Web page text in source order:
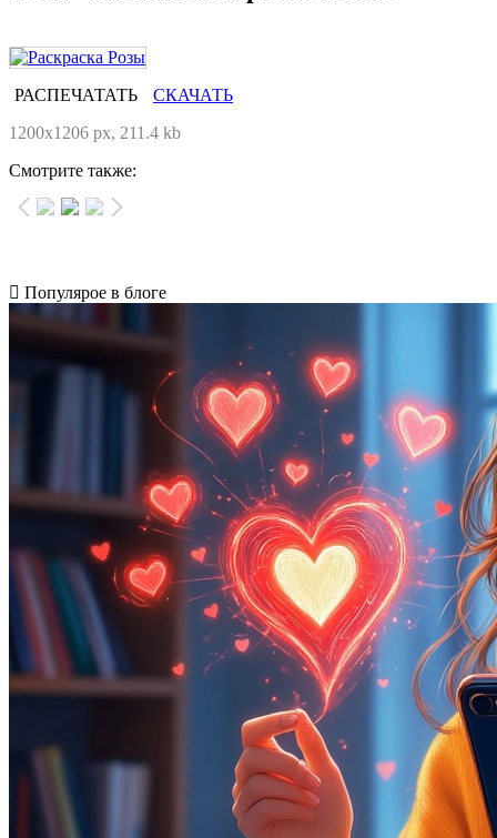
РАСПЕЧАТАТЬ
СКАЧАТЬ
1200x1206 px, 211.4 kb
Смотрите также:
Популярое в блоге